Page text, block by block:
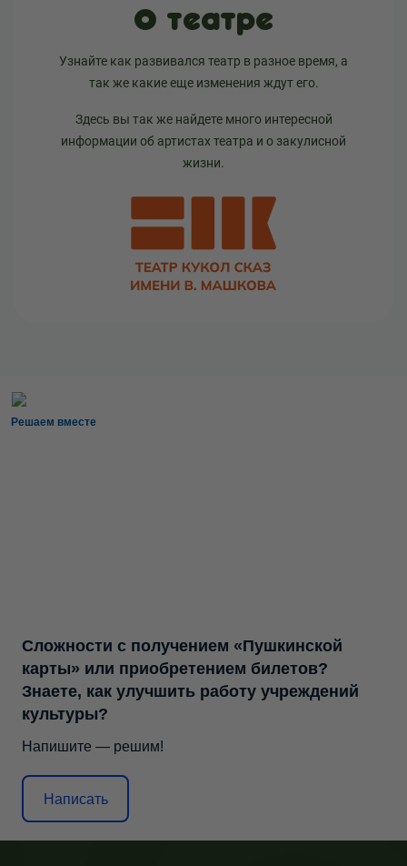
О театре
Узнайте как развивался театр в разное время, а
так же какие еще изменения ждут его.
Здесь вы так же найдете много интересной
информации об артистах театра и о закулисной
жизни.
Решаем вместе
Сложности с получением «Пушкинской
карты» или приобретением билетов?
Знаете, как улучшить работу учреждений
культуры?
Напишите — решим!
Написать